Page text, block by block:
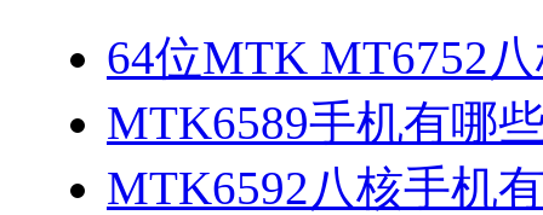
64位MTK MT6752
MTK6589手机有哪
MTK6592八核手机